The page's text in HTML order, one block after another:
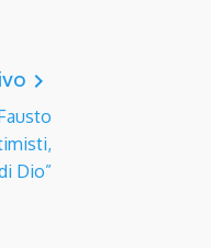
navigate_next
Dio”